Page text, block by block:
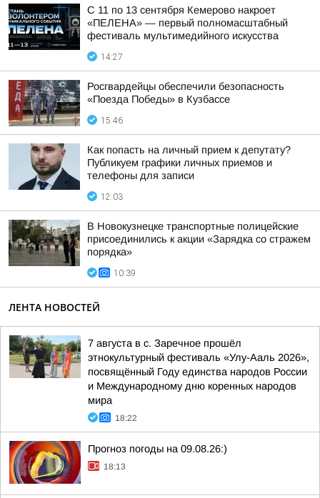
С 11 по 13 сентября Кемерово накроет
«ПЕЛЕНА» — первый полномасштабный
фестиваль мультимедийного искусства
14:27
Росгвардейцы обеспечили безопасность
«Поезда Победы» в Кузбассе
15:46
Как попасть на личный прием к депутату?
Публикуем графики личных приемов и
телефоны для записи
12:03
В Новокузнецке транспортные полицейские
присоединились к акции «Зарядка со стражем
порядка»
10:39
ЛЕНТА НОВОСТЕЙ
7 августа в с. Заречное прошёл
этнокультурный фестиваль «Улу-Ааль 2026»,
посвящённый Году единства народов России
и Международному дню коренных народов
мира
18:22
Прогноз погоды на 09.08.26:)
18:13